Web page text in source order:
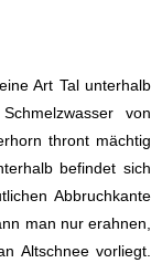
Art Tal unterhalb
von
thront mächtig
befindet sich
Abbruchkante
man nur erahnen,
Altschnee vorliegt.